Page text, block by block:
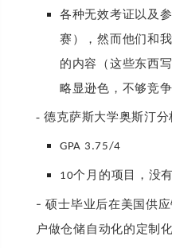
各种无效考证以及
赛），然而他们和
的内容（这些东西
略显逊色，不够竞争
- 德克萨斯大学奥斯汀
GPA 3.75/4
10个月的项目，没
- 硕士毕业后在美国供
户做仓储自动化的定制